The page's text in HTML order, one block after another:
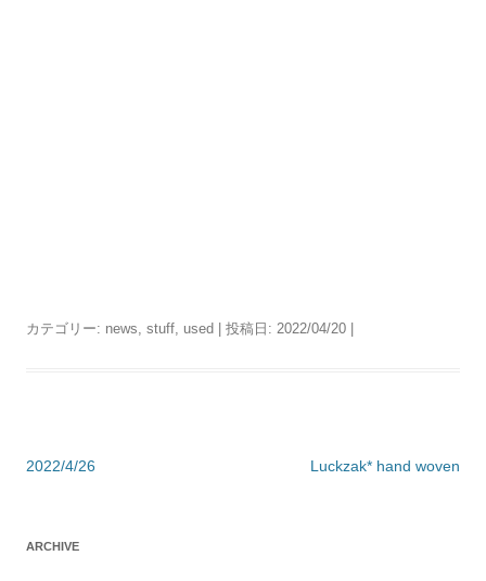
カテゴリー: news stuff used | 投稿日: 2022/04/20 |
投
ビ
Luckzak* hand woven
2022/4/26
ARCHIVE